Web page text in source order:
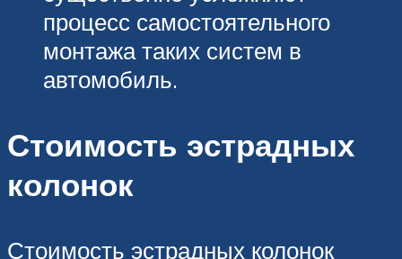
процесс самостоятельного
монтажа таких систем в
автомобиль.
Стоимость эстрадных
колонок
Стоимость эстрадных колонок